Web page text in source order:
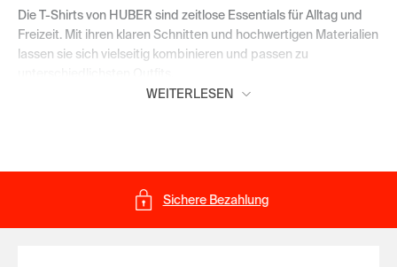
Die T-Shirts von HUBER sind zeitlose Essentials für Alltag und
Freizeit. Mit ihren klaren Schnitten und hochwertigen Materialien
lassen sie sich vielseitig kombinieren und passen zu
bieten gemeinsam mit den durchdachten Passformen hohen
Tragekomfort. So begleiten dich die T-Shirts zuverlässig durch
WEITERLESEN
Sichere Bezahlung